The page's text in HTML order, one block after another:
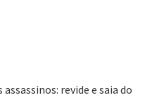
revide e saia do